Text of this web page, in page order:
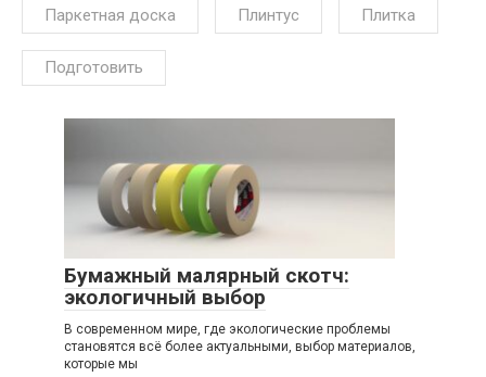
Паркетная доска Плинтус Плитка
Подготовить
Бумажный малярный скотч:
экологичный выбор
В современном мире, где экологические проблемы
становятся всё более актуальными, выбор материалов,
которые мы